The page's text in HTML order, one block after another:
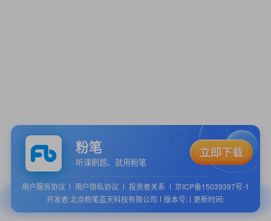
粉笔
听课刷题、就用粉笔
用户服务协议 用户隐私协议 投资者关系
京ICP备15039397号-1
开发者:北京粉笔蓝天科技有限公司
版本号: 更新时间: